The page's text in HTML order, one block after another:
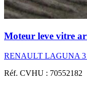
Moteur leve vitre
RENAULT LAGUNA 3
Réf. CVHU : 70552182